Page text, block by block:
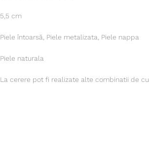
5,5 cm
Piele întoarsă, Piele metalizata, Piele nappa
Piele naturala
La cerere pot fi realizate alte combinatii de